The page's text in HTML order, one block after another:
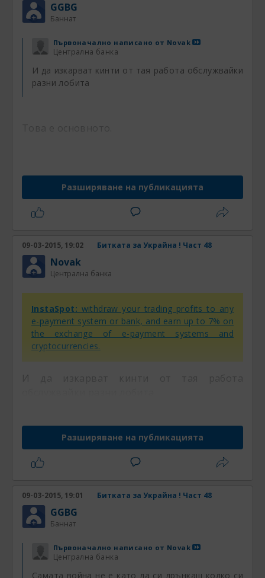
GGBG
Баннат
Първоначално написано от Novak
Централна банка
И да изкарват кинти от тая работа обслужвайки
разни лобита
Това е основното.
Разширяване на публикацията
09-03-2015, 19:02 Битката за Украйна ! Част 48
Novak
Централна банка
InstaSpot: withdraw your trading profits to any
e-payment system or bank, and earn up to 7% on
the exchange of e-payment systems and
cryptocurrencies.
И да изкарват кинти от тая работа
Разширяване на публикацията
09-03-2015, 19:01 Битката за Украйна ! Част 48
GGBG
Баннат
Първоначално написано от Novak
Централна банка
Самата война не е като да си дрънкаш колко си